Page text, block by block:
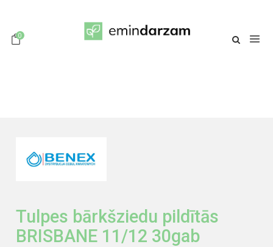
0
Tulpes bārkšziedu pildītās
BRISBANE 11/12 30gab